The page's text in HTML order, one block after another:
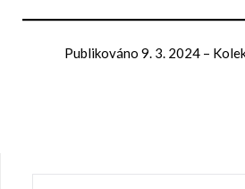
Publikováno 9. 3. 2024 –